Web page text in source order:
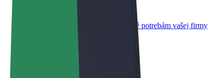
Bolt for Business
Produkty a služby Bolt prispôsobené potrebám vašej firmy